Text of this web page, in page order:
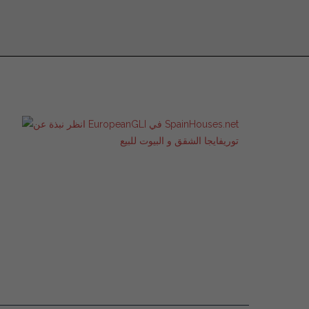
توريفايجا الشقق و البيوت للبيع